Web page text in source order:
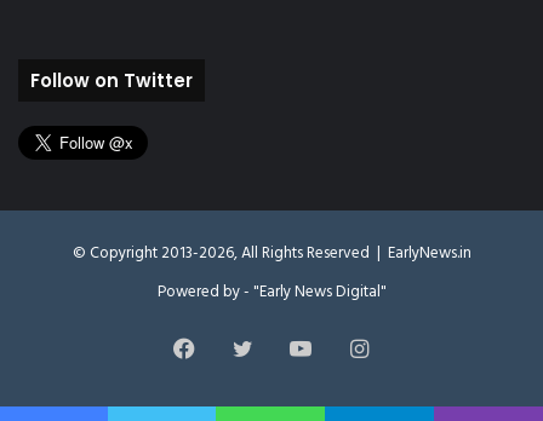
Follow on Twitter
© Copyright 2013-2026, All Rights Reserved | EarlyNews.in
Powered by - "Early News Digital"
FacebookTwitter YouTubeInstagram